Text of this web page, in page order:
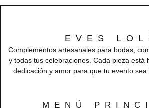
EVES
Complementos artesanales para bodas,
y todas tus celebraciones. Cada pieza está
dedicación y amor para que tu evento sea
MENÚ